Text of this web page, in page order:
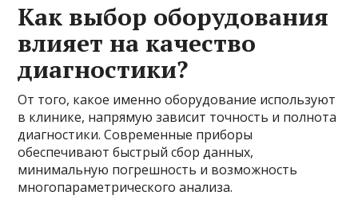
Как выбор оборудования
влияет на качество
диагностики?
От того, какое именно оборудование используют
в клинике, напрямую зависит точность и полнота
диагностики. Современные приборы
обеспечивают быстрый сбор данных,
минимальную погрешность и возможность
многопараметрического анализа.